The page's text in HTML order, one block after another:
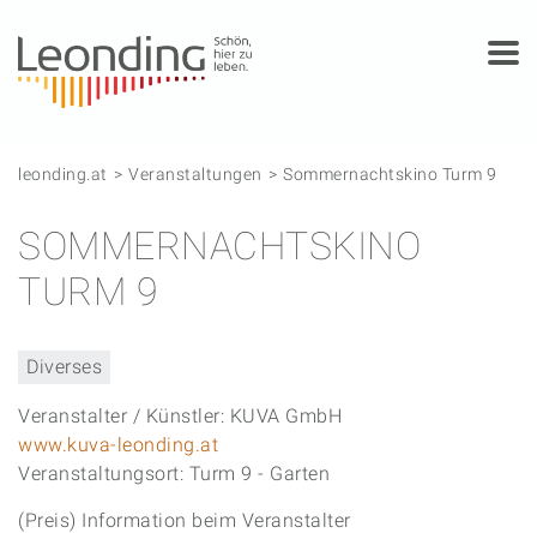
leonding.at Veranstaltungen Sommernachtskino Turm 9
SOMMERNACHTSKINO
TURM 9
Diverses
Veranstalter / Künstler: KUVA GmbH
www.kuva-leonding.at
Veranstaltungsort: Turm 9 - Garten
(Preis) Information beim Veranstalter